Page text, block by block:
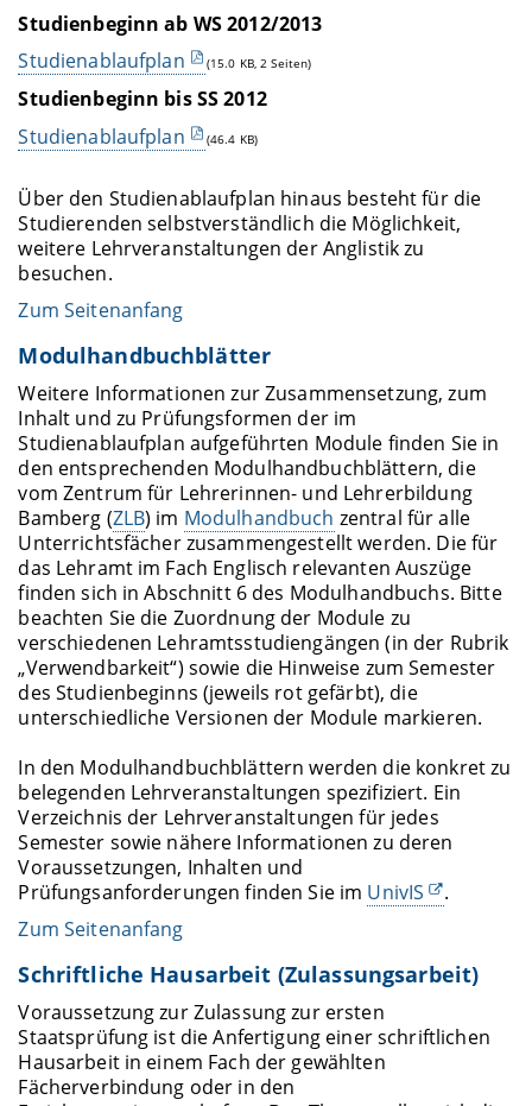
Studienbeginn ab WS 2012/2013
Studienablaufplan
(15.0 KB, 2 Seiten)
Studienbeginn bis SS 2012
Studienablaufplan
(46.4 KB)
Über den Studienablaufplan hinaus besteht für die
Studierenden selbstverständlich die Möglichkeit,
weitere Lehrveranstaltungen der Anglistik zu
besuchen.
Zum Seitenanfang
Modulhandbuchblätter
Weitere Informationen zur Zusammensetzung, zum
Inhalt und zu Prüfungsformen der im
Studienablaufplan aufgeführten Module finden Sie in
den entsprechenden Modulhandbuchblättern, die
vom Zentrum für Lehrerinnen- und Lehrerbildung
Bamberg (ZLB) im Modulhandbuch zentral für alle
Unterrichtsfächer zusammengestellt werden. Die für
das Lehramt im Fach Englisch relevanten Auszüge
finden sich in Abschnitt 6 des Modulhandbuchs. Bitte
beachten Sie die Zuordnung der Module zu
verschiedenen Lehramtsstudiengängen (in der Rubrik
„Verwendbarkeit“) sowie die Hinweise zum Semester
des Studienbeginns (jeweils rot gefärbt), die
unterschiedliche Versionen der Module markieren.
In den Modulhandbuchblättern werden die konkret zu
belegenden Lehrveranstaltungen spezifiziert. Ein
Verzeichnis der Lehrveranstaltungen für jedes
Semester sowie nähere Informationen zu deren
Voraussetzungen, Inhalten und
Prüfungsanforderungen finden Sie im UnivIS
.
Zum Seitenanfang
Schriftliche Hausarbeit (Zulassungsarbeit)
Voraussetzung zur Zulassung zur ersten
Staatsprüfung ist die Anfertigung einer schriftlichen
Hausarbeit in einem Fach der gewählten
Fächerverbindung oder in den